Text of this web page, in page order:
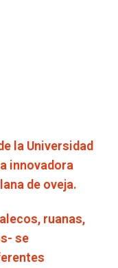
la Universidad
innovadora
de oveja.
ruanas,
se